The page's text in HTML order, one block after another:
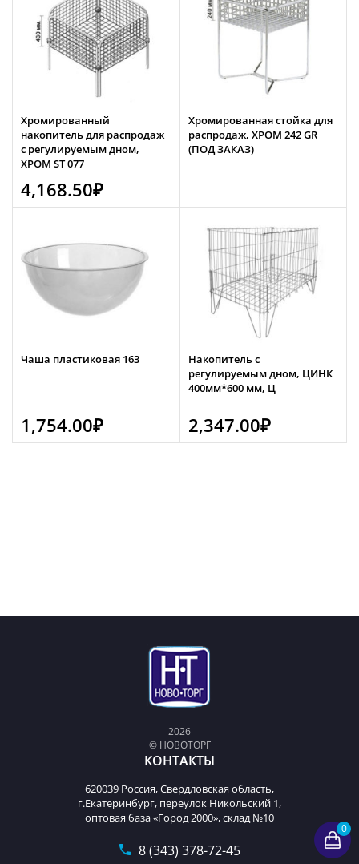
0
Хромированный
накопитель для распродаж
с регулируемым дном,
ХРОМ ST 077
4,168.50₽
Хромированная стойка для
распродаж, ХРОМ 242 GR
(ПОД ЗАКАЗ)
Чаша пластиковая 163
1,754.00₽
Накопитель с
регулируемым дном, ЦИНК
400мм*600 мм, Ц
2,347.00₽
2026
© НОВОТОРГ
КОНТАКТЫ
620039 Россия, Свердловская область,
г.Екатеринбург, переулок Никольский 1,
оптовая база «Город 2000», склад №10
8 (343) 378-72-45